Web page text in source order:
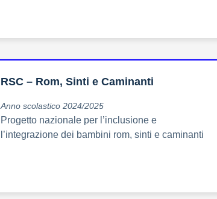
RSC – Rom, Sinti e Caminanti
Anno scolastico 2024/2025
Progetto nazionale per l’inclusione e
l’integrazione dei bambini rom, sinti e caminanti